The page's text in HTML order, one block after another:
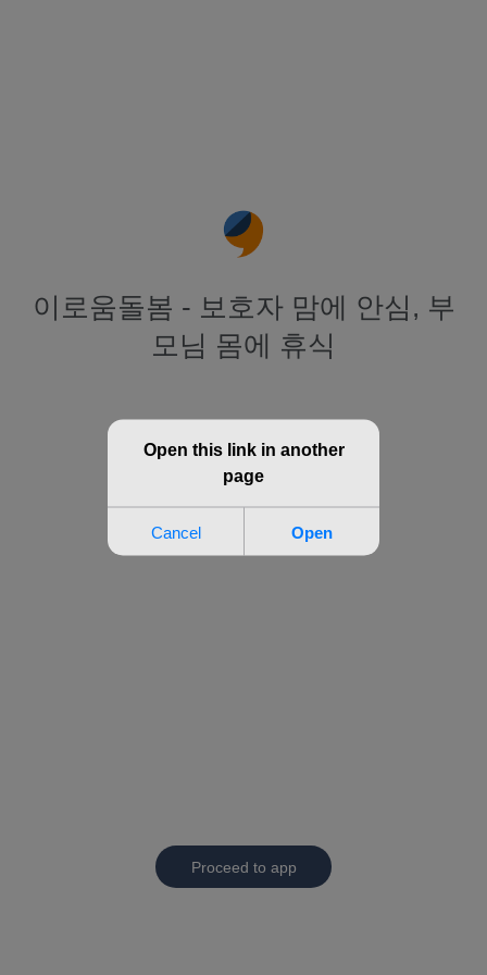
이로움돌봄 - 보호자 맘에 안심, 부
모님 몸에 휴식
Proceed to app